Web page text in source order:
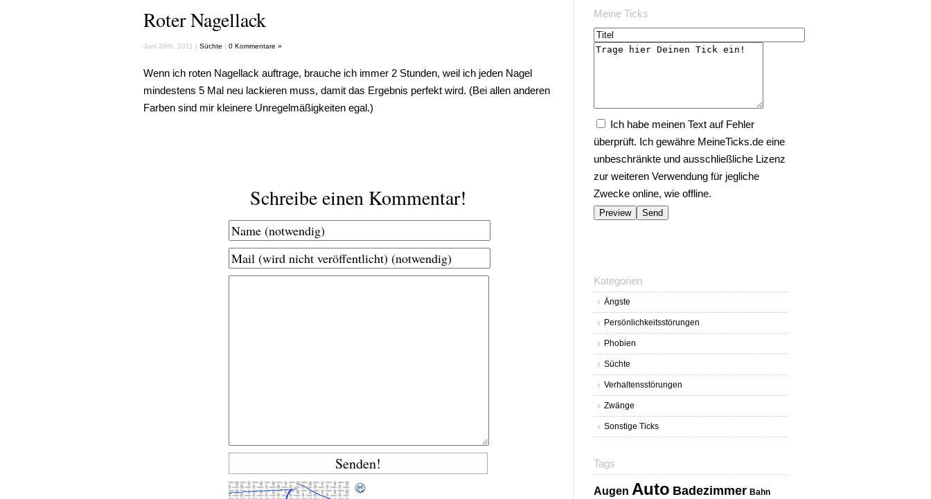
Roter Nagellack
Juni 28th, 2011 | Süchte | 0 Kommentare »
Wenn ich roten Nagellack auftrage, brauche ich immer 2 Stunden, weil ich jeden Nagel
mindestens 5 Mal neu lackieren muss, damit das Ergebnis perfekt wird. (Bei allen anderen
Farben sind mir kleinere Unregelmäßigkeiten egal.)
Schreibe einen Kommentar!
Meine Ticks
Ich habe meinen Text auf Fehler
überprüft. Ich gewähre MeineTicks.de eine
unbeschränkte und ausschließliche Lizenz
zur weiteren Verwendung für jegliche
Zwecke online, wie offline.
Kategorien
Ängste
Persönlichkeitsstörungen
Phobien
Süchte
Verhaltensstörungen
Zwänge
Sonstige Ticks
Tags
Augen Auto Badezimmer Bahn